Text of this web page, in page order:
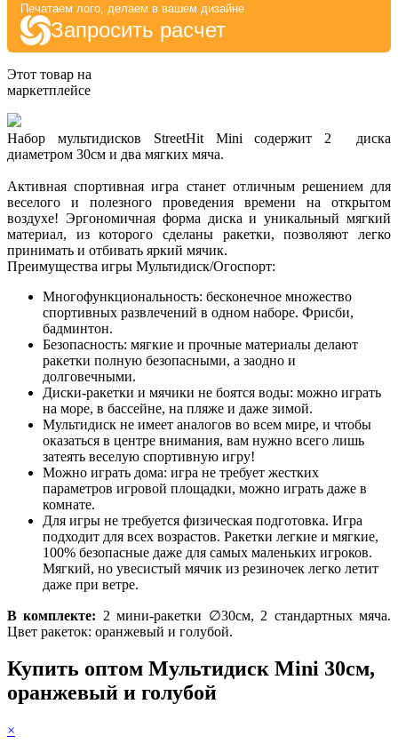
Печатаем лого, делаем в вашем дизайне
Запросить расчет
Этот товар на
маркетплейсе
Набор мультидисков StreetHit Mini содержит 2 диска
диаметром 30см и два мягких мяча.
Активная спортивная игра станет отличным решением для
веселого и полезного проведения времени на открытом
воздухе! Эргономичная форма диска и уникальный мягкий
материал, из которого сделаны ракетки, позволяют легко
принимать и отбивать яркий мячик.
Преимущества игры Мультидиск/Огоспорт:
Многофункциональность: бесконечное множество
спортивных развлечений в одном наборе. Фрисби,
бадминтон.
Безопасность: мягкие и прочные материалы делают
ракетки полную безопасными, а заодно и
долговечными.
Диски-ракетки и мячики не боятся воды: можно играть
на море, в бассейне, на пляже и даже зимой.
Мультидиск не имеет аналогов во всем мире, и чтобы
оказаться в центре внимания, вам нужно всего лишь
затеять веселую спортивную игру!
Можно играть дома: игра не требует жестких
параметров игровой площадки, можно играть даже в
комнате.
Для игры не требуется физическая подготовка. Игра
подходит для всех возрастов. Ракетки легкие и мягкие,
100% безопасные даже для самых маленьких игроков.
Мягкий, но увесистый мячик из резиночек легко летит
даже при ветре.
В комплекте: 2 мини-ракетки ∅30см, 2 стандартных мяча.
Цвет ракеток: оранжевый и голубой.
Купить оптом Мультидиск Mini 30см,
оранжевый и голубой
×